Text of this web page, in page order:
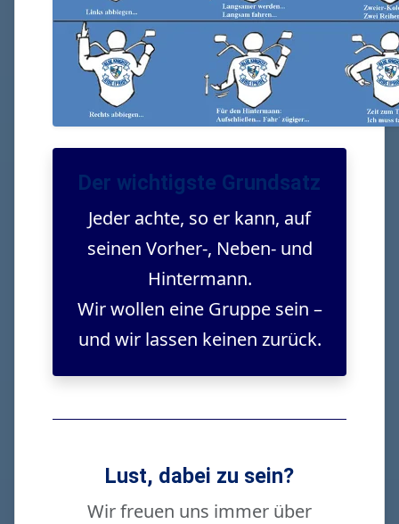
Der wichtigste Grundsatz
Jeder achte, so er kann, auf
seinen Vorher-, Neben- und
Hintermann.
Wir wollen eine Gruppe sein –
und wir lassen keinen zurück.
Lust, dabei zu sein?
Wir freuen uns immer über